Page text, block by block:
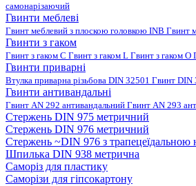
самонарізаючий
Гвинти меблеві
Гвинт меблевий з плоскою головкою INB Гвинт
Гвинти з гаком
Гвинт з гаком C Гвинт з гаком L Гвинт з гаком O
Гвинти приварні
Втулка приварна різьбова DIN 32501 Гвинт DIN
Гвинти антивандальні
Гвинт AN 292 антивандальний Гвинт AN 293
Стержень DIN 975 метричний
Стержень DIN 976 метричний
Стержень ~DIN 976 з трапецеїдальною
Шпилька DIN 938 метрична
Саморіз для пластику
Саморізи для гіпсокартону